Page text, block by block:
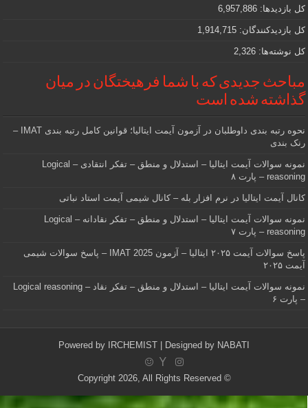
کل بازدیدها: 6,957,886
کل بازدیدکنند‌گان: 1,914,715
کل نوشته‌ها: 2,326
مباحث جدیدی که با شما فرهیختگان در میان
گذاشته شده است
نحوه رتبه بندی داوطلبان در آزمون آیمت ایتالیا؛ قوانین کامل رتبه بندی IMAT –
رنک بندی
نمونه سوالات آیمت ایتالیا – استدلال و منطق – تفکر انتقادی – Logical
reasoning – پارت ۸
کانال آیمت ایتالیا در نرم افزار بله – کانال شیمی آیمت استاد نباتی
نمونه سوالات آیمت ایتالیا – استدلال و منطق – تفکر نقادانه – Logical
reasoning – پارت ۷
پاسخ سوالات آیمت ۲۰۲۵ ایتالیا – آزمون IMAT 2025 – پاسخ سوالات شیمی
آیمت ۲۰۲۵
نمونه سوالات آیمت ایتالیا – استدلال و منطق – تفکر نقاد – Logical reasoning
– پارت ۶
Powered by IRCHEMIST | Designed by NABATI
© Copyright 2026, All Rights Reserved